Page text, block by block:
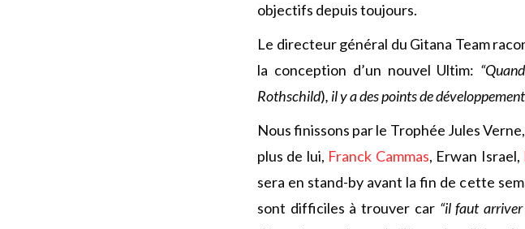
objectifs depuis toujours.
Le directeur général du Gitana Team
la conception d’un nouvel Ultim:
Rothschild), il y a des points de
Nous finissons par le Trophée Jules
plus de lui, Franck Cammas, Erwan Israel,
sera en stand-by avant la fin de cette
sont difficiles à trouver car “il faut